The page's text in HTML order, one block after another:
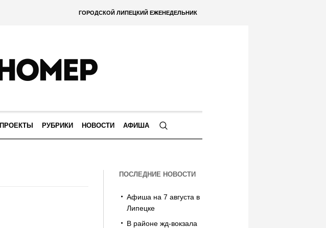
ГОРОДСКОЙ ЛИПЕЦКИЙ ЕЖЕНЕДЕЛЬНИК
ПРОЕКТЫ РУБРИКИ НОВОСТИ АФИША
ПОСЛЕДНИЕ НОВОСТИ
Афиша на 7 августа в
Липецке
В районе жд-вокзала